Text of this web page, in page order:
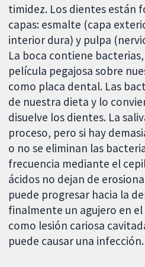
timidez. Los dientes están
capas: esmalte (capa
interior dura) y pulpa
La boca contiene
película pegajosa sobre
como placa dental. Las
de nuestra dieta y lo
disuelve los dientes. La
proceso, pero si hay
o no se eliminan las
frecuencia mediante el
ácidos no dejan de
puede progresar hacia la
finalmente un agujero en
como lesión cariosa
puede causar una infección.